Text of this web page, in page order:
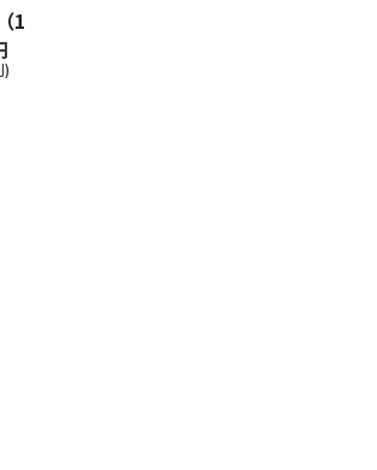
（10）
)